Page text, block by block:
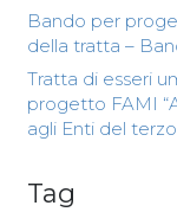
Bando per
della tratta –
Tratta di esseri
progetto FAMI
agli Enti del
Tag